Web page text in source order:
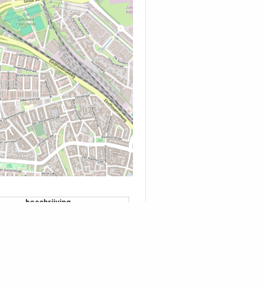
beschrijving